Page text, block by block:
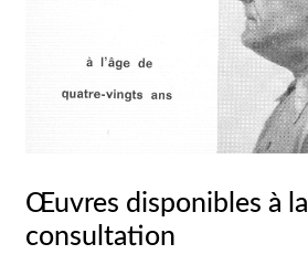
Œuvres disponibles à la
consultation